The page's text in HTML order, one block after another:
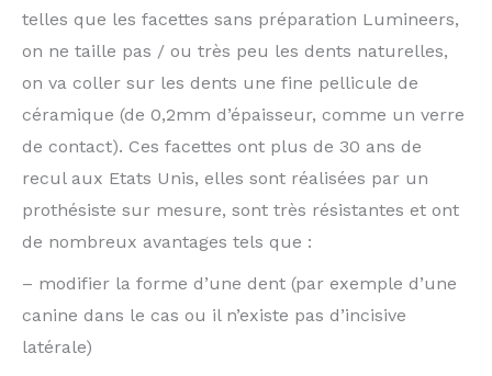
telles que les facettes sans préparation Lumineers,
on ne taille pas / ou très peu les dents naturelles,
on va coller sur les dents une fine pellicule de
céramique (de 0,2mm d’épaisseur, comme un verre
de contact). Ces facettes ont plus de 30 ans de
recul aux Etats Unis, elles sont réalisées par un
prothésiste sur mesure, sont très résistantes et ont
de nombreux avantages tels que :
– modifier la forme d’une dent (par exemple d’une
canine dans le cas ou il n’existe pas d’incisive
latérale)